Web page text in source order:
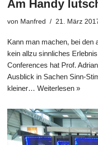
Am Handy
von Manfred 21. März
Kann man machen, bei den
kein allzu sinnliches
Conferences hat Prof.
Ausblick in Sachen Sinn-
kleiner… Weiterlesen »